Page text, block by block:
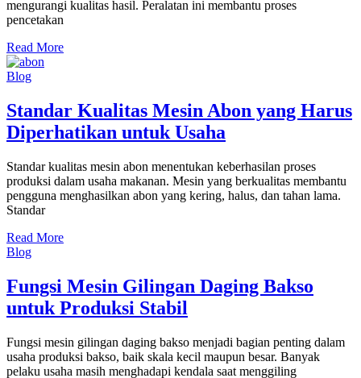
mengurangi kualitas hasil. Peralatan ini membantu proses
pencetakan
Read More
Blog
Standar Kualitas Mesin Abon yang Harus
Diperhatikan untuk Usaha
Standar kualitas mesin abon menentukan keberhasilan proses
produksi dalam usaha makanan. Mesin yang berkualitas membantu
pengguna menghasilkan abon yang kering, halus, dan tahan lama.
Standar
Read More
Blog
Fungsi Mesin Gilingan Daging Bakso
untuk Produksi Stabil
Fungsi mesin gilingan daging bakso menjadi bagian penting dalam
usaha produksi bakso, baik skala kecil maupun besar. Banyak
pelaku usaha masih menghadapi kendala saat menggiling